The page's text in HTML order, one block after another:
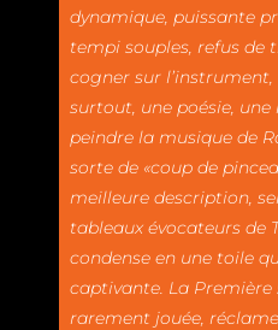
dynamique, puissante
tempi souples, refus de
cogner sur
surtout, une poésie,
peindre la musique de
sorte de «coup de
meilleure description,
tableaux évocateurs de
condense en une toile
captivante. La Première
rarement jouée,